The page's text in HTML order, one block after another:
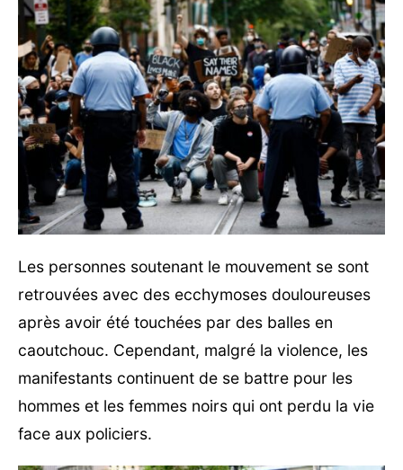
Les personnes soutenant le mouvement se sont
retrouvées avec des ecchymoses douloureuses
après avoir été touchées par des balles en
caoutchouc. Cependant, malgré la violence, les
manifestants continuent de se battre pour les
hommes et les femmes noirs qui ont perdu la vie
face aux policiers.